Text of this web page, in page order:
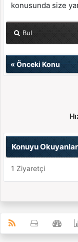
konusunda size
Bul
« Önceki Konu
Konuyu
1 Ziyaretçi